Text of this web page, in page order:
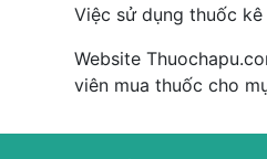
Việc sử dụng thuốc
Website
viên mua thuốc cho